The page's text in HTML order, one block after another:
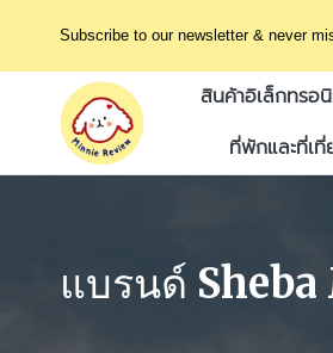
Subscribe to our newsletter & never
สินค้าอิเล็กทรอ
ที่พักและที่เที่
แบรนด์